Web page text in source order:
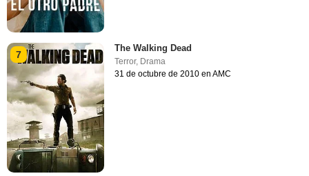
7
The Walking Dead
Terror, Drama
31 de octubre de 2010 en AMC